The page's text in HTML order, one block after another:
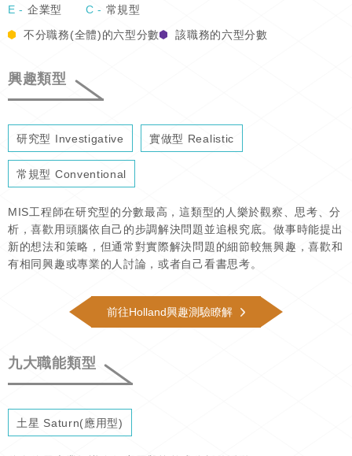
E - 企業型 C - 常規型
不分職務(全體)的六型分數
該職務的六型分數
興趣類型
研究型 Investigative 實做型 Realistic
常規型 Conventional
MIS工程師在研究型的分數最高，這類型的人樂於觀察、思考、分
析，喜歡用頭腦依自己的步調解決問題並追根究底。做事時能提出
新的想法和策略，但通常對實際解決問題的細節較無興趣，喜歡和
有相同興趣或專業的人討論，或者自己看書思考。
前往Holland興趣測驗瞭解
九大職能類型
土星 Saturn(應用型)